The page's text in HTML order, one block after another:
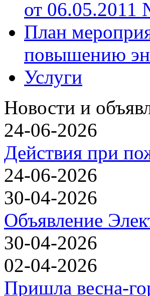
от 06.05.2011
План
повышению
Услуги
Новости и
24-06-2026
Действия при
24-06-2026
30-04-2026
Объявление
30-04-2026
02-04-2026
Пришла весна-